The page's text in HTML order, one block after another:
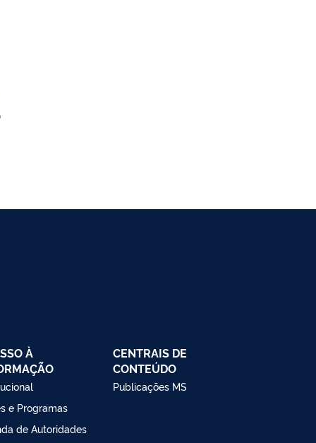
À
e Programas
de Autoridades
CENTRAIS DE
CONTEÚDO
Publicações MS